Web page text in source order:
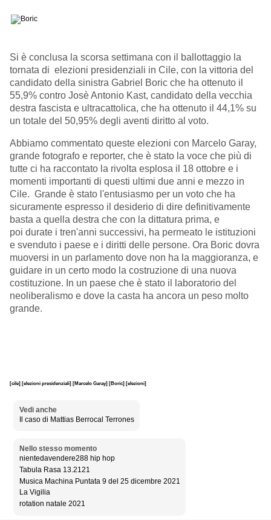
Si è conclusa la scorsa settimana con il ballottaggio la
tornata di elezioni presidenziali in Cile, con la vittoria del
candidato della sinistra Gabriel Boric che ha ottenuto il
55,9% contro Josè Antonio Kast, candidato della vecchia
destra fascista e ultracattolica, che ha ottenuto il 44,1% su
un totale del 50,95% degli aventi diritto al voto.
Abbiamo commentato queste elezioni con Marcelo Garay,
grande fotografo e reporter, che è stato la voce che più di
tutte ci ha raccontato la rivolta esplosa il 18 ottobre e i
momenti importanti di questi ultimi due anni e mezzo in
Cile. Grande è stato l'entusiasmo per un voto che ha
sicuramente espresso il desiderio di dire definitivamente
basta a quella destra che con la dittatura prima, e
poi durate i tren'anni successivi, ha permeato le istituzioni
e svenduto i paese e i diritti delle persone. Ora Boric dovra
muoversi in un parlamento dove non ha la maggioranza, e
guidare in un certo modo la costruzione di una nuova
costituzione. In un paese che è stato il laboratorio del
neoliberalismo e dove la casta ha ancora un peso molto
grande.
[cile] [elezioni presidenziali] [Marcelo Garay] [Boric] [elezioni]
Vedi anche
Il caso di Mattias Berrocal Terrones
Nello stesso momento
nientedavendere288 hip hop
Tabula Rasa 13.2121
Musica Machina Puntata 9 del 25 dicembre 2021
La Vigilia
rotation natale 2021